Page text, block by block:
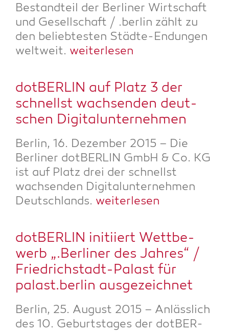
Bestand­teil der Ber­li­ner Wirt­schaft
und Gesell­schaft / .ber­lin zählt zu
den belieb­tes­ten Städ­te-Endun­gen
welt­weit. wei­ter­le­sen
dot­BER­LIN auf Platz 3 der
schnellst wach­sen­den deut­
schen Digitalunternehmen
Ber­lin, 16. Dezem­ber 2015 – Die
Ber­li­ner dot­BER­LIN GmbH & Co. KG
ist auf Platz drei der schnellst
wach­sen­den Digi­tal­un­ter­neh­men
Deutsch­lands. wei­ter­le­sen
dot­BER­LIN initi­iert Wett­be­
werb „.Ber­li­ner des Jah­res“ /
Fried­rich­stadt-Palast für
palast.berlin ausgezeichnet
Ber­lin, 25. August 2015 – Anläss­lich
des 10. Geburts­ta­ges der dot­BER­